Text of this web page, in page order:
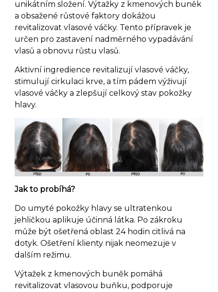
unikátním složení. Výtažky z kmenových buněk
a obsažené růstové faktory dokážou
revitalizovat vlasové váčky. Tento přípravek je
určen pro zastavení nadměrného vypadávání
vlasů a obnovu růstu vlasů.
Aktivní ingredience revitalizují vlasové váčky,
stimulují cirkulaci krve, a tím pádem výživují
vlasové váčky a zlepšují celkový stav pokožky
hlavy.
Jak to probíhá?
Do umyté pokožky hlavy se ultratenkou
jehličkou aplikuje účinná látka. Po zákroku
může být ošetřená oblast 24 hodin citlivá na
dotyk. Ošetření klienty nijak neomezuje v
dalším režimu.
Výtažek z kmenových buněk pomáhá
revitalizovat vlasovou buňku, podporuje